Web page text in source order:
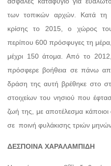
των τοπικών αρχών. Κατά τη
κρίσης το 2015, ο χώρος
περίπου 600 πρόσφυγες τη
μέχρι 150 άτομα. Από το
πρόσφερε βοήθεια σε πάνω
δράση της αυτή βρέθηκε στο
στοιχείων του νησιού που
ζωή της, με αποτέλεσμα
σε ποινή φυλάκισης τριών
ΔΕΣΠΟΙΝΑ ΧΑΡΑΛΑΜΠΙΔΗ